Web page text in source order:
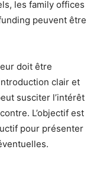
les family offices
peuvent être
doit être
clair et
susciter l’intérêt
L’objectif est
pour présenter